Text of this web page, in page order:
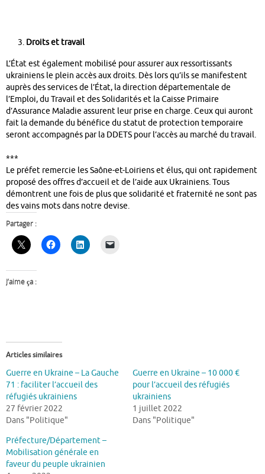
Droits et travail
L’État est également mobilisé pour assurer aux ressortissants
ukrainiens le plein accès aux droits. Dès lors qu’ils se manifestent
auprès des services de l’État, la direction départementale de
l’Emploi, du Travail et des Solidarités et la Caisse Primaire
d’Assurance Maladie assurent leur prise en charge. Ceux qui auront
fait la demande du bénéfice du statut de protection temporaire
seront accompagnés par la DDETS pour l’accès au marché du travail.
***
Le préfet remercie les Saône-et-Loiriens et élus, qui ont rapidement
proposé des offres d’accueil et de l’aide aux Ukrainiens. Tous
démontrent une fois de plus que solidarité et fraternité ne sont pas
des vains mots dans notre devise.
Partager :
J’aime ça :
Articles similaires
Guerre en Ukraine – La Gauche
71 : faciliter l’accueil des
réfugiés ukrainiens
27 février 2022
Dans "Politique"
Guerre en Ukraine – 10 000 €
pour l’accueil des réfugiés
ukrainiens
1 juillet 2022
Dans "Politique"
Préfecture/Département –
Mobilisation générale en
faveur du peuple ukrainien